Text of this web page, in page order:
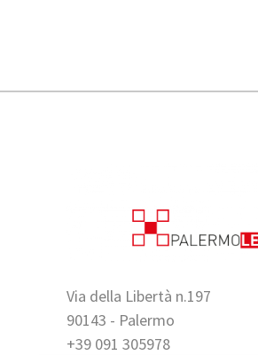
Via della Libertà n.197
90143 - Palermo
+39 091 305978